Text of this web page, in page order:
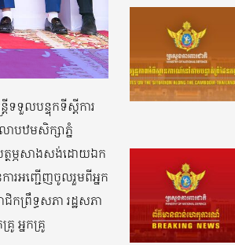
រីទទួលបន្ទុកទីស្តីការ
ាបឋមសិក្សាភ្នំ
ត្ថម្ភសាងសង់ដោយឯក
ារអញ្ជើញចូលរួមពីអ្នក
ព្រឹទ្ធសភា រដ្ឋសភា
រូ អ្នកគ្រូ